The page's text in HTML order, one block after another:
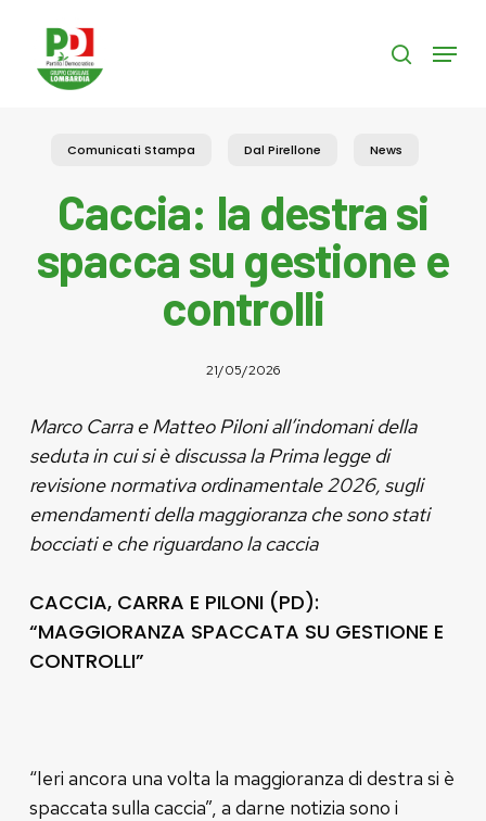
content
search
Menu
Comunicati Stampa Dal Pirellone News
Caccia: la destra si
spacca su gestione e
controlli
21/05/2026
Marco Carra e Matteo Piloni all’indomani della
seduta in cui si è discussa la Prima legge di
revisione normativa ordinamentale 2026, sugli
emendamenti della maggioranza che sono stati
bocciati e che riguardano la caccia
CACCIA, CARRA E PILONI (PD):
“MAGGIORANZA SPACCATA SU GESTIONE E
CONTROLLI”
“Ieri ancora una volta la maggioranza di destra si è
spaccata sulla caccia”, a darne notizia sono i